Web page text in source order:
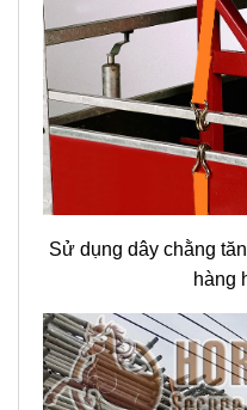
Sử dụng dây chằng
hàng